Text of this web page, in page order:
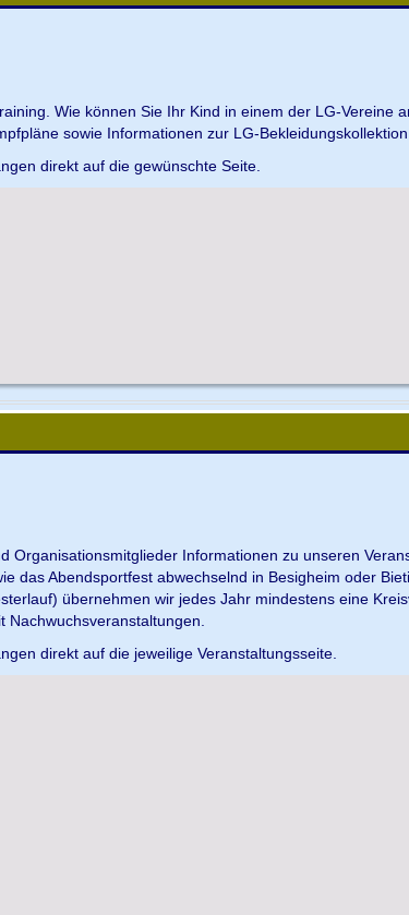
Wie können Sie Ihr Kind in einem der LG-Vereine
sowie Informationen zur LG-
direkt auf die gewünschte Seite.
Organisationsmitglieder Informationen zu unseren
das Abendsportfest abwechselnd in Besigheim oder
übernehmen wir jedes Jahr mindestens eine
Nachwuchsveranstaltungen.
direkt auf die jeweilige Veranstaltungsseite.